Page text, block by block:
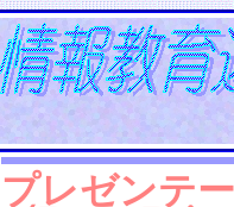
プレゼンテ